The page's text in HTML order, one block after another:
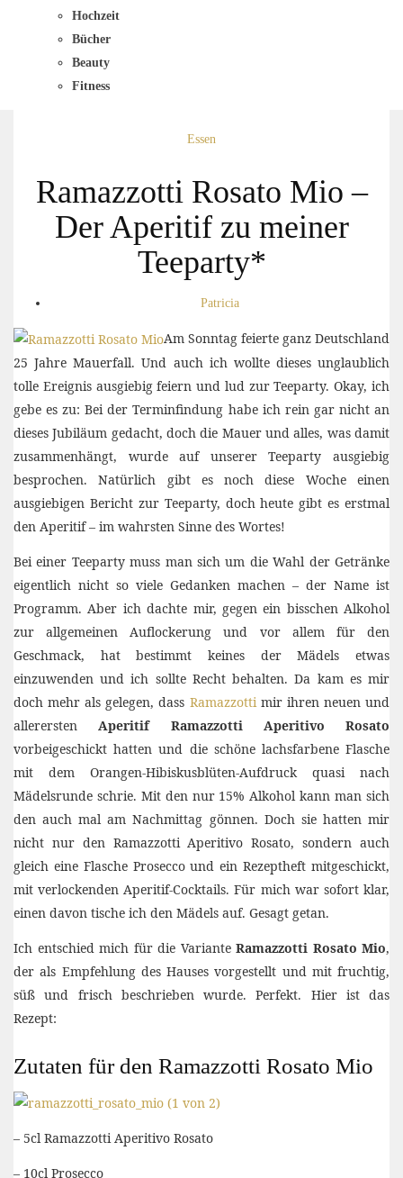
Hochzeit
Bücher
Beauty
Fitness
Essen
Ramazzotti Rosato Mio –
Der Aperitif zu meiner
Teeparty*
Patricia
Am Sonntag feierte ganz Deutschland
25 Jahre Mauerfall. Und auch ich wollte dieses unglaublich
tolle Ereignis ausgiebig feiern und lud zur Teeparty. Okay, ich
gebe es zu: Bei der Terminfindung habe ich rein gar nicht an
dieses Jubiläum gedacht, doch die Mauer und alles, was damit
zusammenhängt, wurde auf unserer Teeparty ausgiebig
besprochen. Natürlich gibt es noch diese Woche einen
ausgiebigen Bericht zur Teeparty, doch heute gibt es erstmal
den Aperitif – im wahrsten Sinne des Wortes!
Bei einer Teeparty muss man sich um die Wahl der Getränke
eigentlich nicht so viele Gedanken machen – der Name ist
Programm. Aber ich dachte mir, gegen ein bisschen Alkohol
zur allgemeinen Auflockerung und vor allem für den
Geschmack, hat bestimmt keines der Mädels etwas
einzuwenden und ich sollte Recht behalten. Da kam es mir
doch mehr als gelegen, dass Ramazzotti mir ihren neuen und
allererstenAperitif Ramazzotti Aperitivo Rosato
vorbeigeschickt hatten und die schöne lachsfarbene Flasche
mit dem Orangen-Hibiskusblüten-Aufdruck quasi nach
Mädelsrunde schrie. Mit den nur 15% Alkohol kann man sich
den auch mal am Nachmittag gönnen. Doch sie hatten mir
nicht nur den Ramazzotti Aperitivo Rosato, sondern auch
gleich eine Flasche Prosecco und ein Rezeptheft mitgeschickt,
mit verlockenden Aperitif-Cocktails. Für mich war sofort klar,
einen davon tische ich den Mädels auf. Gesagt getan.
Ich entschied mich für die Variante Ramazzotti Rosato Mio,
der als Empfehlung des Hauses vorgestellt und mit fruchtig,
süß und frisch beschrieben wurde. Perfekt. Hier ist das
Rezept:
Zutaten für den Ramazzotti Rosato Mio
– 5cl Ramazzotti Aperitivo Rosato
– 10cl Prosecco